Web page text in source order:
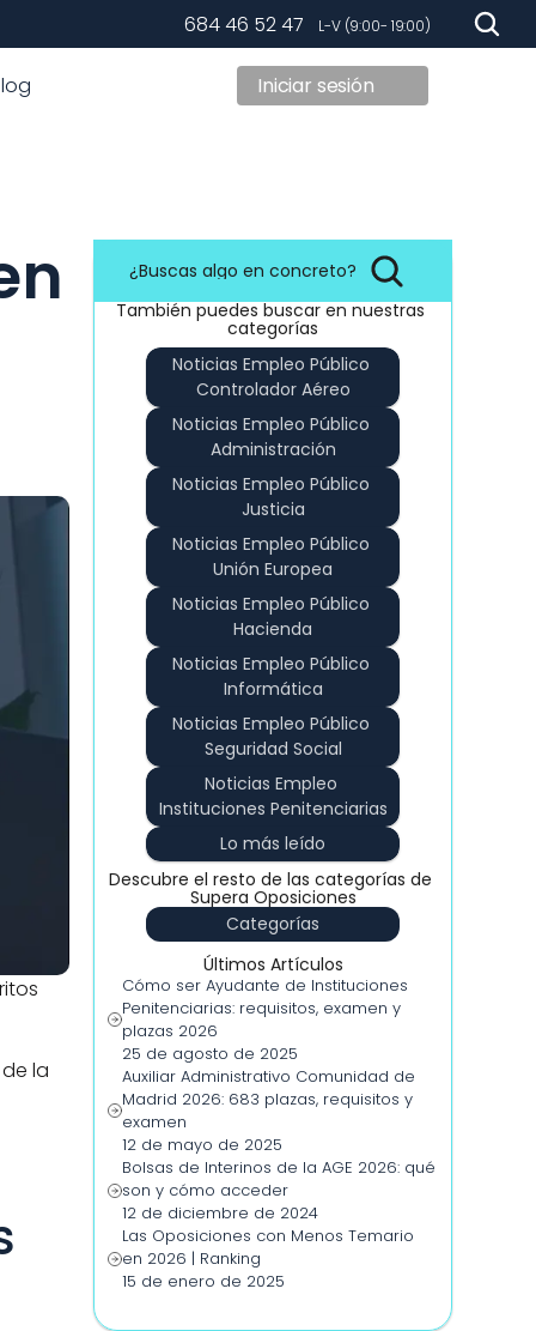
684 46 52 47
   L-V (9:00- 19:00)
Iniciar sesión
la
¿Buscas algo en concreto?
También puedes buscar en nuestras
categorías
Noticias Empleo Público
Controlador Aéreo
Noticias Empleo Público
Administración
Noticias Empleo Público
Justicia
Noticias Empleo Público
Unión Europea
Noticias Empleo Público
Hacienda
Noticias Empleo Público
Informática
Noticias Empleo Público
Seguridad Social
Noticias Empleo
Instituciones Penitenciarias
Lo más leído
Descubre el resto de las categorías de
Supera Oposiciones
Categorías
Últimos Artículos
Cómo ser Ayudante de Instituciones
Penitenciarias: requisitos, examen y
plazas 2026
25 de agosto de 2025
Auxiliar Administrativo Comunidad de
Madrid 2026: 683 plazas, requisitos y
examen
12 de mayo de 2025
Bolsas de Interinos de la AGE 2026: qué
son y cómo acceder
12 de diciembre de 2024
Las Oposiciones con Menos Temario
en 2026 | Ranking
15 de enero de 2025